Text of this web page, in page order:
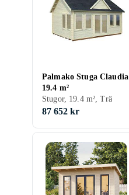
Palmako Stuga Claudia
19.4 m²
Stugor, 19.4 m², Trä
87 652 kr